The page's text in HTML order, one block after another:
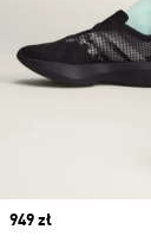
Price
949 zł